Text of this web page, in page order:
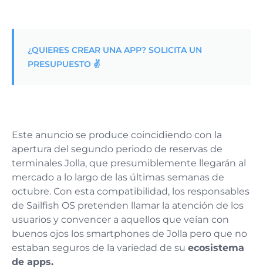
¿QUIERES CREAR UNA APP? SOLICITA UN
PRESUPUESTO ✌️
Este anuncio se produce coincidiendo con la
apertura del segundo periodo de reservas de
terminales Jolla, que presumiblemente llegarán al
mercado a lo largo de las últimas semanas de
octubre. Con esta compatibilidad, los responsables
de Sailfish OS pretenden llamar la atención de los
usuarios y convencer a aquellos que veían con
buenos ojos los smartphones de Jolla pero que no
estaban seguros de la variedad de su ecosistema
de apps.